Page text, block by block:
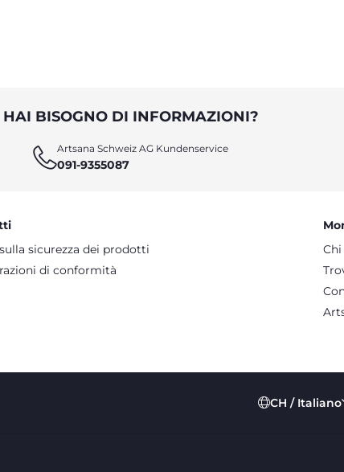
HAI BISOGNO DI INFORMAZIONI?
Artsana Schweiz AG Kundenservice
091-9355087
sicurezza dei prodotti
di conformità
CH / Italiano